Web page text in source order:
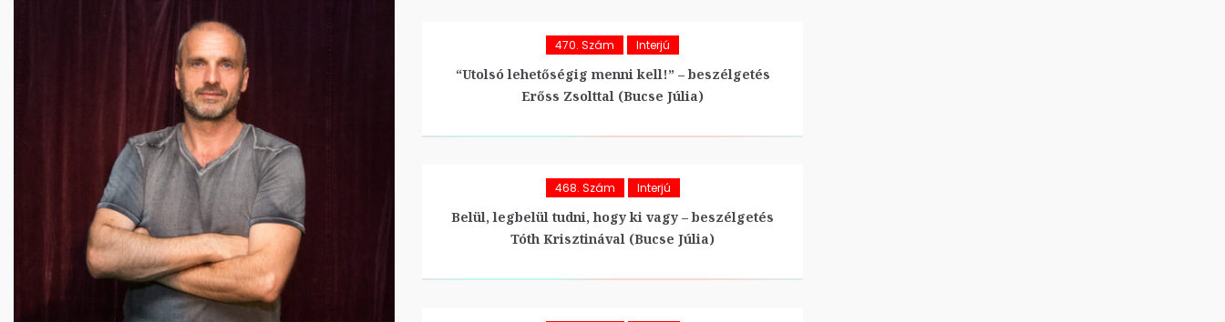
470. Szám Interjú
“Utolsó lehetőségig menni kell!” – beszélgetés
Erőss Zsolttal (Bucse Júlia)
468. Szám Interjú
Belül, legbelül tudni, hogy ki vagy – beszélgetés
Tóth Krisztinával (Bucse Júlia)